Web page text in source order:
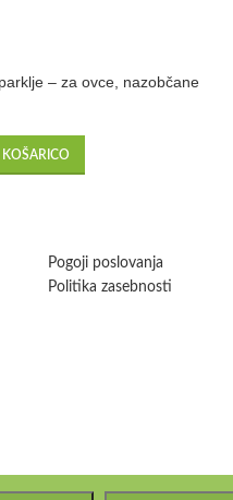
– za ovce, nazobčane
Pogoji poslovanja
Politika zasebnosti